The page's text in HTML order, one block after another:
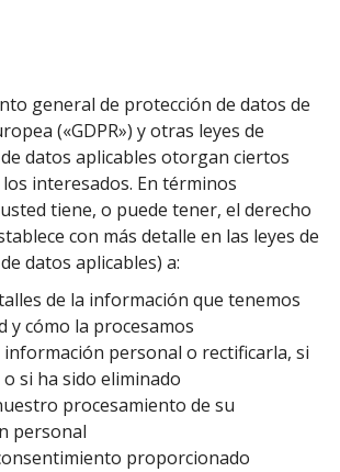
general de protección de datos de
(«GDPR») y otras leyes de
datos aplicables otorgan ciertos
interesados. En términos
tiene, o puede tener, el derecho
con más detalle en las leyes de
datos aplicables) a:
de la información que tenemos
y cómo la procesamos
personal o rectificarla, si
si ha sido eliminado
procesamiento de su
personal
proporcionado